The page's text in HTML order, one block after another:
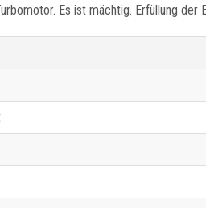
Es ist mächtig. Erfüllung